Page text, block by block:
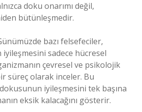
doku onarımı değil,
bütünleşmedir.
bazı felsefeciler,
sadece hücresel
çevresel ve psikolojik
süreç olarak inceler. Bu
iyileşmesini tek başına
eksik kalacağını gösterir.